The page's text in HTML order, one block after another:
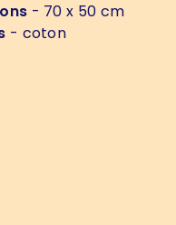
- 70 x 50 cm
- coton